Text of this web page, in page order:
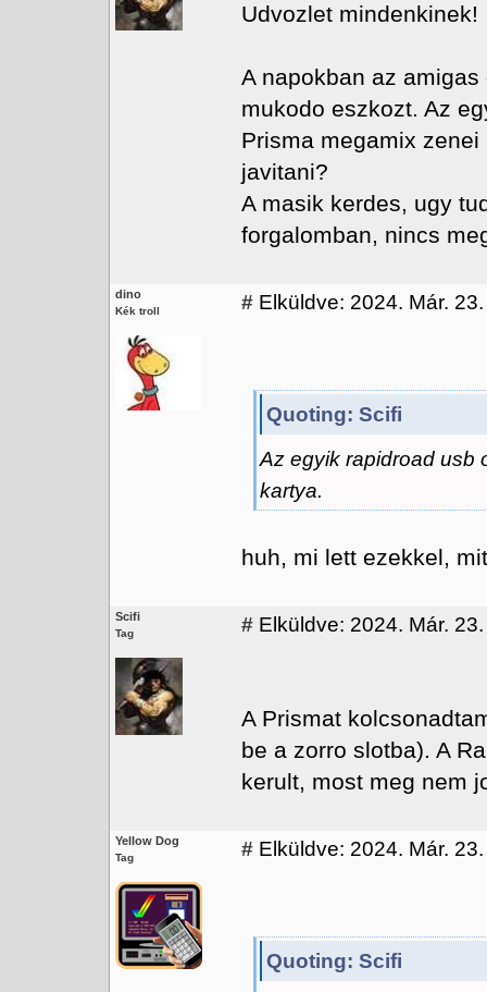
Udvozlet mindenkinek!
A napokban az
mukodo eszkozt. Az
Prisma megamix
javitani?
A masik kerdes, ugy
forgalomban, nincs
dino
Kék troll # Elküldve: 2024. Már.
Quoting: Scifi
Az egyik rapidroad usb
kartya.
huh, mi lett ezekkel,
Scifi
Tag # Elküldve: 2024. Már.
A Prismat
be a zorro slotba). A
kerult, most meg nem
Yellow Dog
Tag # Elküldve: 2024. Már.
Quoting: Scifi